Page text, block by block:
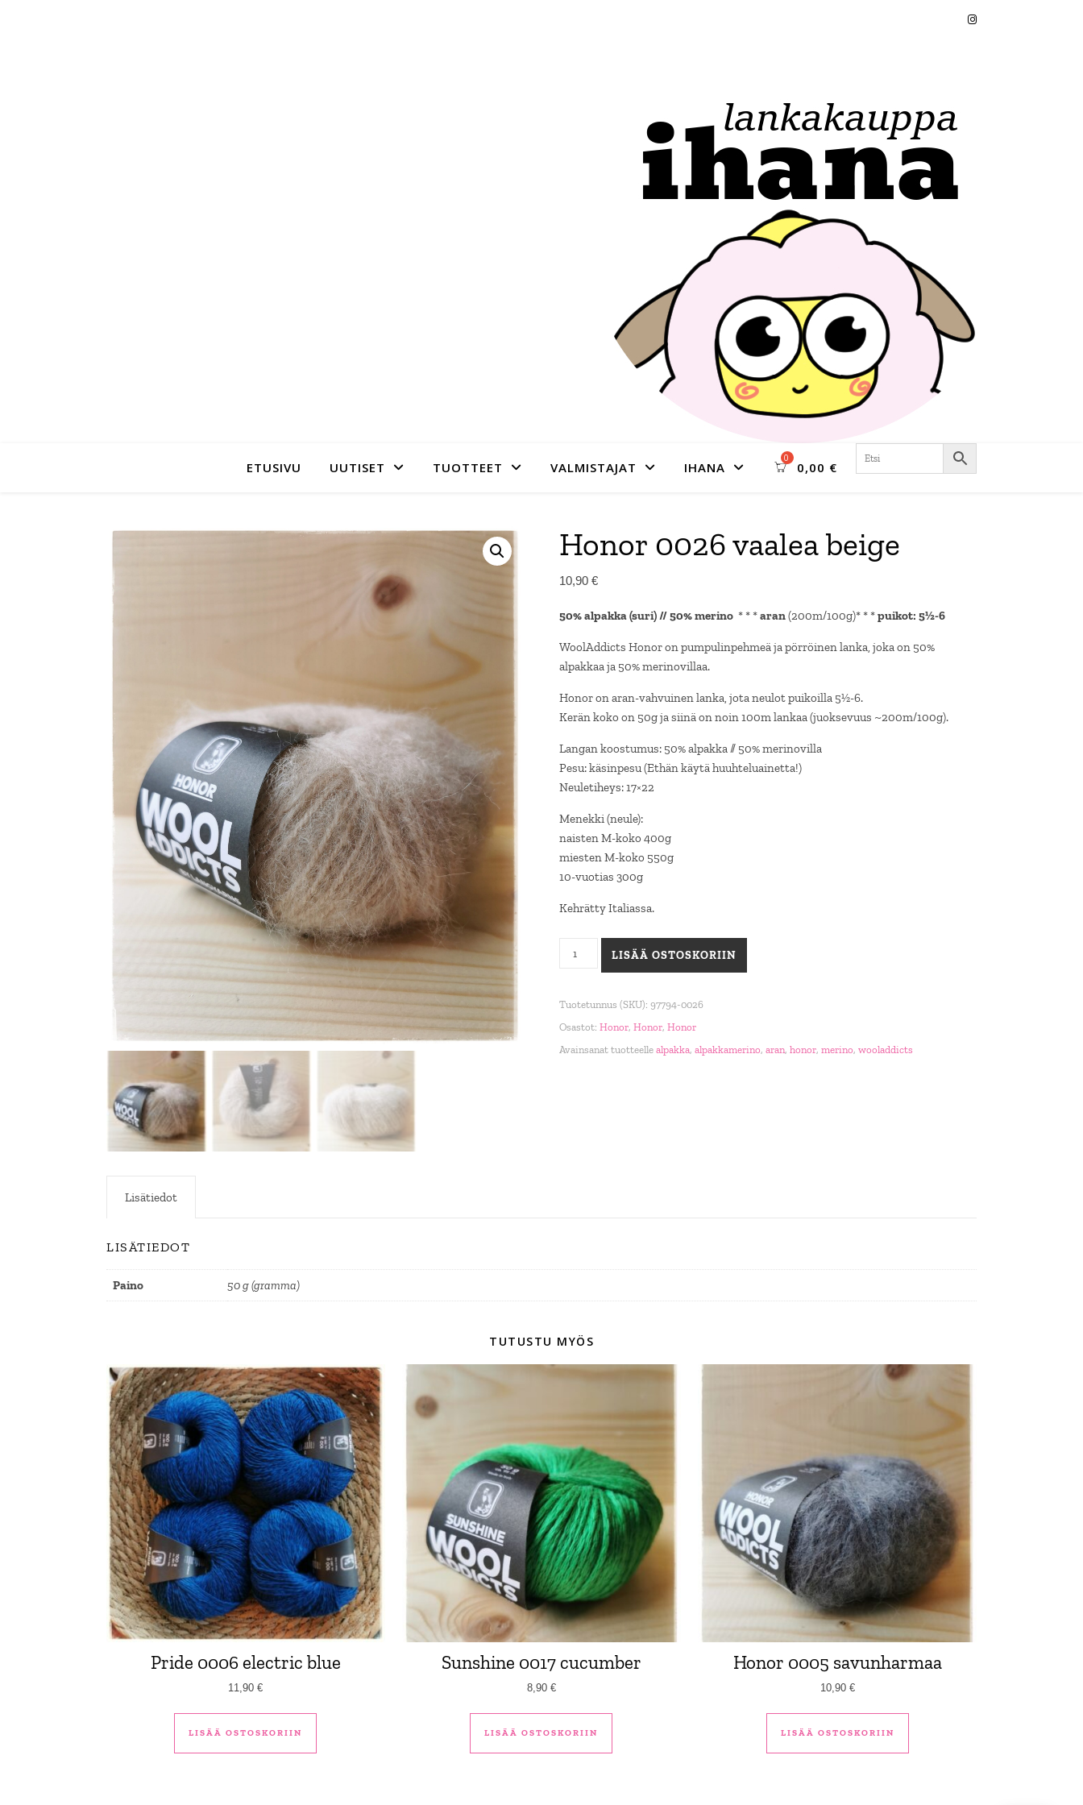
ETUSIVU UUTISET TUOTTEET VALMISTAJAT IHANA 0,00 €
Honor 0026 vaalea beige
10,90 €
50% alpakka (suri) // 50% merino * * *aran(200m/100g)* * *puikot: 5½-6
WoolAddicts Honor on pumpulinpehmeä ja pörröinen lanka, joka on 50%
alpakkaa ja 50% merinovillaa.
Honor on aran-vahvuinen lanka, jota neulot puikoilla 5½-6.
Kerän koko on 50g ja siinä on noin 100m lankaa (juoksevuus ~200m/100g).
Langan koostumus: 50% alpakka // 50% merinovilla
Pesu: käsinpesu (Ethän käytä huuhteluainetta!)
Neuletiheys: 17×22
Menekki (neule):
naisten M-koko 400g
miesten M-koko 550g
10-vuotias 300g
Kehrätty Italiassa.
Honor 0026 vaalea beige määrä
LISÄÄ OSTOSKORIIN
Tuotetunnus (SKU): 97794-0026
Osastot: Honor, Honor, Honor
Avainsanat tuotteelle alpakka, alpakkamerino, aran, honor, merino, wooladdicts
Lisätiedot
LISÄTIEDOT
Paino 50 g (gramma)
TUTUSTU MYÖS
Pride 0006 electric blue
11,90€
LISÄÄ OSTOSKORIIN
Sunshine 0017 cucumber
8,90 €
LISÄÄ OSTOSKORIIN
Honor 0005 savunharmaa
10,90 €
LISÄÄ OSTOSKORIIN